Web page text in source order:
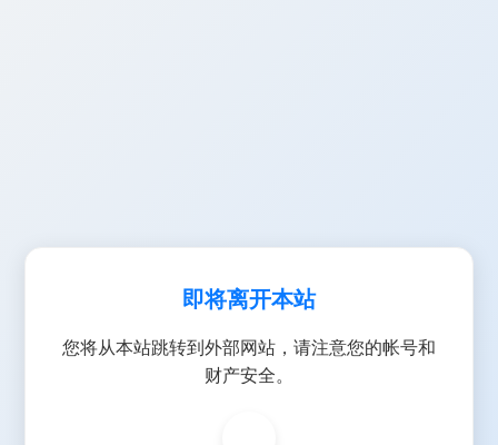
即将离开本站
您将从本站跳转到外部网站，请注意您的帐号和
财产安全。